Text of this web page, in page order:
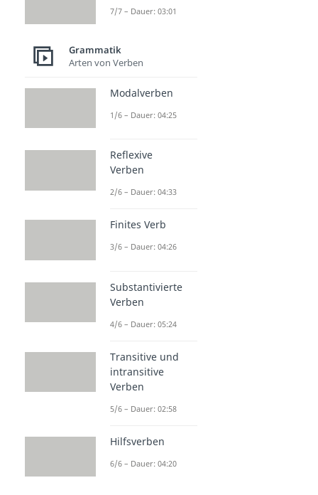
7/7 – Dauer: 03:01
Grammatik
Arten von Verben
Modalverben
1/6 – Dauer: 04:25
Reflexive
Verben
2/6 – Dauer: 04:33
Finites Verb
3/6 – Dauer: 04:26
Substantivierte
Verben
4/6 – Dauer: 05:24
Transitive und
intransitive
Verben
5/6 – Dauer: 02:58
Hilfsverben
6/6 – Dauer: 04:20